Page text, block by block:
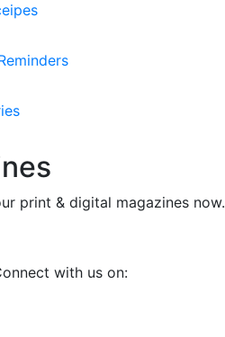
print & digital magazines now.
with us on: